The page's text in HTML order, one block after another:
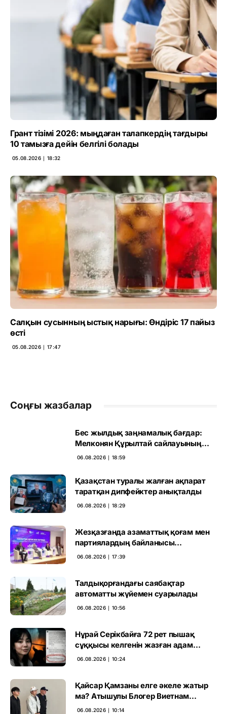
Грант тізімі 2026: мыңдаған талапкердің тағдыры
10 тамызға дейін белгілі болады
05.08.2026 ∣ 18:32
Салқын сусынның ыстық нарығы: Өндіріс 17 пайыз
өсті
05.08.2026 ∣ 17:47
Соңғы жазбалар
Бес жылдық заңнамалық бағдар:
Мелконян Құрылтай сайлауының
маңызын бағалады
06.08.2026 ∣ 18:59
Қазақстан туралы жалған ақпарат
таратқан дипфейктер анықталды
06.08.2026 ∣ 18:29
Жезқазғанда азаматтық қоғам мен
партиялардың байланысы
талқыланды
06.08.2026 ∣ 17:39
Талдықорғандағы саябақтар
автоматты жүйемен суарылады
06.08.2026 ∣ 10:56
Нұрай Серікбайға 72 рет пышақ
сұққысы келгенін жазған адам
ұсталды
06.08.2026 ∣ 10:24
Қайсар Қамзаны елге әкеле жатыр
ма? Атышулы Блогер Виетнам
әуежайында көзге түсті
06.08.2026 ∣ 10:14